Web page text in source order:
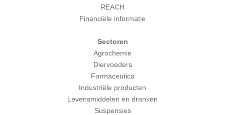
REACH
Financiële informatie
Sectoren
Agrochemie
Diervoeders
Farmaceutica
Industriële producten
Levensmiddelen en dranken
Suspensies